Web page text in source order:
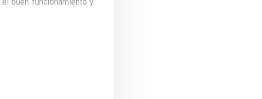
buen funcionamiento y